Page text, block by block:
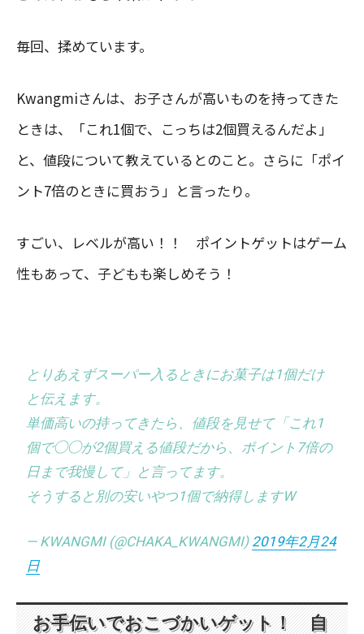
毎回、揉めています。
Kwangmiさんは、お子さんが高いものを持ってきた
ときは、「これ1個で、こっちは2個買えるんだよ」
と、値段について教えているとのこと。さらに「ポイ
ント7倍のときに買おう」と言ったり。
すごい、レベルが高い！！ ポイントゲットはゲーム
性もあって、子どもも楽しめそう！
とりあえずスーパー入るときにお菓子は1個だけ
と伝えます。
単価高いの持ってきたら、値段を見せて「これ1
個で◯◯が2個買える値段だから、ポイント7倍の
日まで我慢して」と言ってます。
そうすると別の安いやつ1個で納得しますW
— KWANGMI (@CHAKA_KWANGMI) 2019年2月24
日
お手伝いでおこづかいゲット！ 自